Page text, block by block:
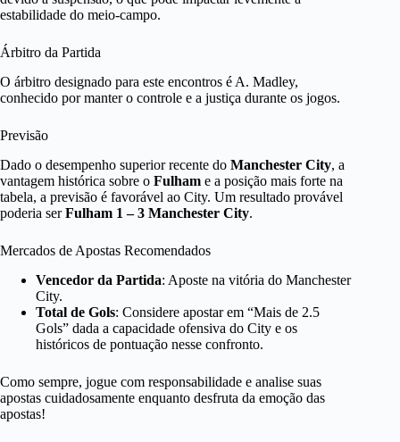
estabilidade do meio-campo.
Árbitro da Partida
O árbitro designado para este encontros é A. Madley,
conhecido por manter o controle e a justiça durante os jogos.
Previsão
Dado o desempenho superior recente do Manchester City, a
vantagem histórica sobre o Fulham e a posição mais forte na
tabela, a previsão é favorável ao City. Um resultado provável
poderia serFulham 1 – 3 Manchester City.
Mercados de Apostas Recomendados
Vencedor da Partida: Aposte na vitória do Manchester
City.
Total de Gols: Considere apostar em “Mais de 2.5
Gols” dada a capacidade ofensiva do City e os
históricos de pontuação nesse confronto.
Como sempre, jogue com responsabilidade e analise suas
apostas cuidadosamente enquanto desfruta da emoção das
apostas!